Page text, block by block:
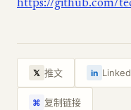
https://github.com/
𝕏 推文 in
⌘ 复制链接